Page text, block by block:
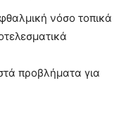
νόσο τοπικά
προβλήματα για